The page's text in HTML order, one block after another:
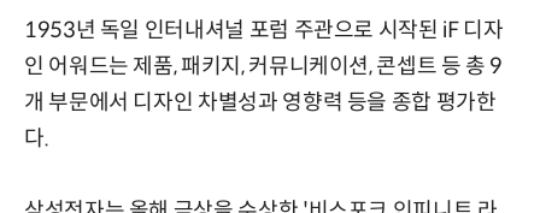
1953년 독일 인터내셔널 포럼 주관으로 시작된 iF 디자
인 어워드는 제품, 패키지, 커뮤니케이션, 콘셉트 등 총 9
개 부문에서 디자인 차별성과 영향력 등을 종합 평가한
다.